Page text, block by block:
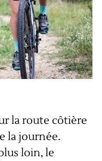
la route côtière
la journée.
loin, le